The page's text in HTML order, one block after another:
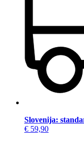
Slovenija:
€ 59,90